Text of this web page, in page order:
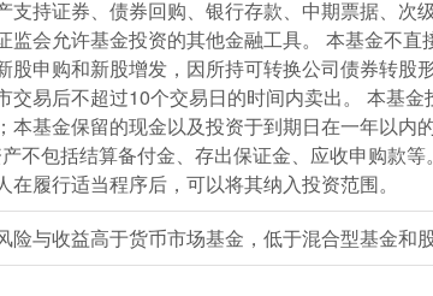
支持证券、债券回购、银行存款、中期票据、
监会允许基金投资的其他金融工具。 本基金不
股申购和新股增发，因所持可转换公司债券转股
交易后不超过10个交易日的时间内卖出。 本基
本基金保留的现金以及投资于到期日在一年以内
不包括结算备付金、存出保证金、应收申购款
履行适当程序后，可以将其纳入投资范围。
与收益高于货币市场基金，低于混合型基金和股